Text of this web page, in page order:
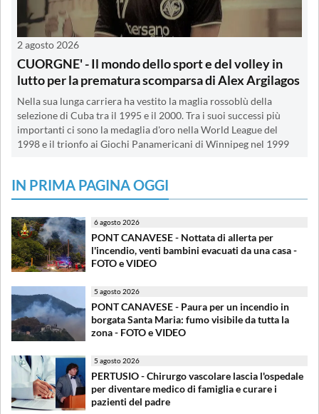
2 agosto 2026
CUORGNE' - Il mondo dello sport e del volley in
lutto per la prematura scomparsa di Alex Argilagos
Nella sua lunga carriera ha vestito la maglia rossoblù della
selezione di Cuba tra il 1995 e il 2000. Tra i suoi successi più
importanti ci sono la medaglia d'oro nella World League del
1998 e il trionfo ai Giochi Panamericani di Winnipeg nel 1999
IN PRIMA PAGINA OGGI
6 agosto 2026
PONT CANAVESE - Nottata di allerta per
l'incendio, venti bambini evacuati da una casa -
FOTO e VIDEO
5 agosto 2026
PONT CANAVESE - Paura per un incendio in
borgata Santa Maria: fumo visibile da tutta la
zona - FOTO e VIDEO
5 agosto 2026
PERTUSIO - Chirurgo vascolare lascia l'ospedale
per diventare medico di famiglia e curare i
pazienti del padre